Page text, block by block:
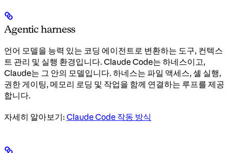
Agentic harness
언어 모델을 능력 있는 코딩 에이전트로 변환하는 도구, 컨텍스
트 관리 및 실행 환경입니다. Claude Code는 하네스이고,
Claude는 그 안의 모델입니다. 하네스는 파일 액세스, 셸 실행,
권한 게이팅, 메모리 로딩 및 작업을 함께 연결하는 루프를 제공
합니다.
자세히 알아보기: Claude Code 작동 방식